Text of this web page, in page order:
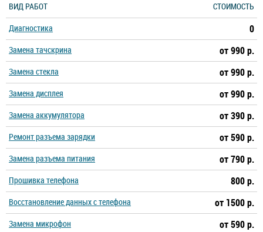
ВИД РАБОТ
СТОИМОСТЬ
Диагностика
0
Замена тачскрина от 990 р.
Замена стекла от 990 р.
Замена дисплея от 990 р.
Замена аккумулятора от 390 р.
Ремонт разъема зарядки от 590 р.
Замена разъема питания от 790 р.
Прошивка телефона 800 р.
Восстановление данных с телефона от 1500 р.
Замена микрофон
от 590 р.